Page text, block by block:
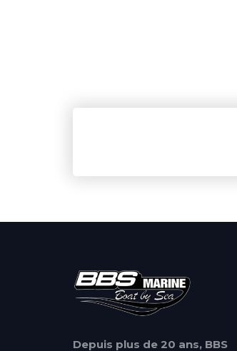
Depuis plus de 20 ans, BBS